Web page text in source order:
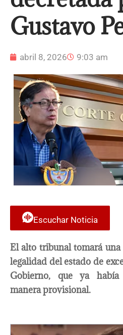
Gustavo
abril 8, 2026 9:03 am
Escuchar Noticia
El alto tribunal tomará
legalidad del estado de
Gobierno, que ya
manera provisional.